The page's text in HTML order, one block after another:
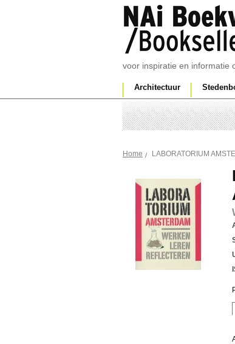
voor inspiratie en informatie
Architectuur
Home LABORATORIUM